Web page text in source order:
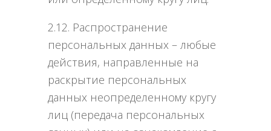
2.12. Распространение
персональных данных – любые
действия, направленные на
раскрытие персональных
данных неопределенному кругу
лиц (передача персональных